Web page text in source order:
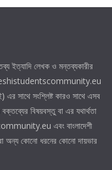
ইত্যাদি লেখক ও মন্তব্যকারীর
এর সাথে সংশ্লিষ্ট কারও সাথে এসব
বিষয়বস্তু বা এর যথার্থতা
এবং বাংলাদেশী
অন্য কোনো ধরনের কোনো দায়ভার